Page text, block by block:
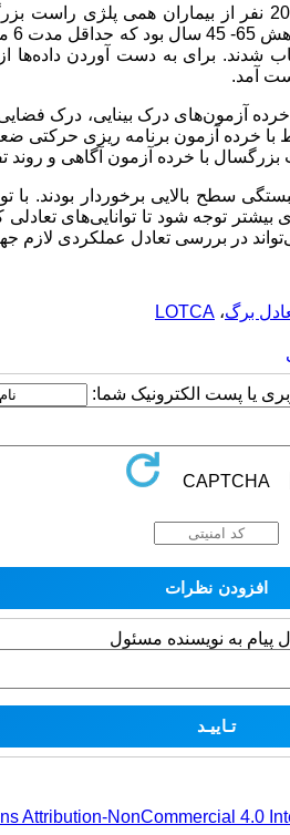
در این پژوهش توصیفی- تحلیلی مقطعی تعداد 20 نفر
شدند. برای به دست آوردن
آمد.
آزمون‌های درک بینایی، درک
با خرده آزمون برنامه ریزی حرکتی
با خرده آزمون آگاهی و روند تفکر
سطح بالایی برخوردار بودند. با
توجه شود تا توانایی‌های تعادلی
در بررسی تعادل عملکردی
برگ، LOTCA
یا پست الکترونیک شما:
پیام به نویسنده مسئول
Attribution-NonCommercial 4.0